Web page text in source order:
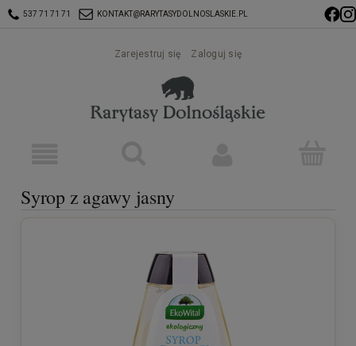
537 71 71 71 KONTAKT@RARYTASYDOLNOSLASKIE.PL
Zarejestruj się Zaloguj się
Syrop z agawy jasny